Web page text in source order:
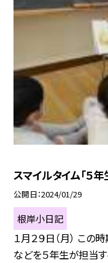
スマイルタイム「５
公開日 2024/01/29
根岸小日記
１月２９日（月） こ
などを５年生が担当す